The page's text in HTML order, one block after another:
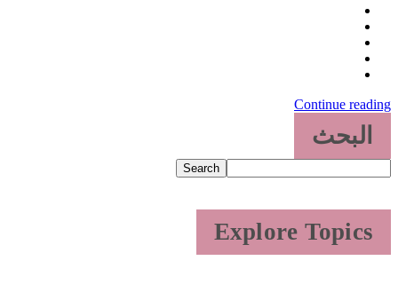
Continue reading
البحث
Search
Explore Topics